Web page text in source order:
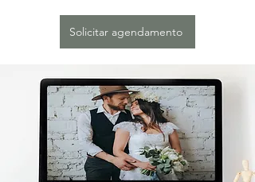
Solicitar agendamento